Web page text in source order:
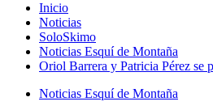
Inicio
Noticias
SoloSkimo
Noticias Esquí de Montaña
Oriol Barrera y Patricia Pérez se
Noticias Esquí de Montaña